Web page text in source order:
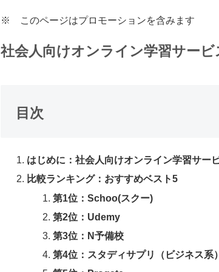
※ このページはプロモーションを含みます
社会人向けオンライン学習サー
目次
はじめに：社会人向けオンライン学習サー
比較ランキング：おすすめベスト5
第1位：Schoo(スクー)
第2位：Udemy
第3位：N予備校
第4位：スタディサプリ（ビジネス系）